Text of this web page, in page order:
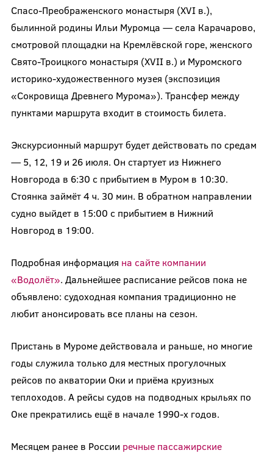
Спасо-Преображенского монастыря (XVI в.),
былинной родины Ильи Муромца — села Карачарово,
смотровой площадки на Кремлёвской горе, женского
Свято-Троицкого монастыря (XVII в.) и Муромского
историко-художественного музея (экспозиция
«Сокровища Древнего Мурома»). Трансфер между
пунктами маршрута входит в стоимость билета.
Экскурсионный маршрут будет действовать по средам
— 5, 12, 19 и 26 июля. Он стартует из Нижнего
Новгорода в 6:30 с прибытием в Муром в 10:30.
Стоянка займёт 4 ч. 30 мин. В обратном направлении
судно выйдет в 15:00 с прибытием в Нижний
Новгород в 19:00.
Подробная информация на сайте компании
«Водолёт». Дальнейшее расписание рейсов пока не
объявлено: судоходная компания традиционно не
любит анонсировать все планы на сезон.
Пристань в Муроме действовала и раньше, но многие
годы служила только для местных прогулочных
рейсов по акватории Оки и приёма круизных
теплоходов. А рейсы судов на подводных крыльях по
Оке прекратились ещё в начале 1990-х годов.
Месяцем ранее в России речные пассажирские